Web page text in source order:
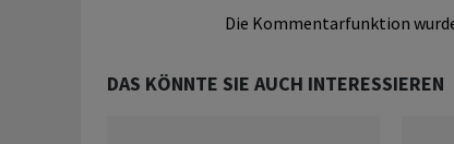
Die Kommentarfunktion
DAS KÖNNTE SIE AUCH INTERESSIEREN